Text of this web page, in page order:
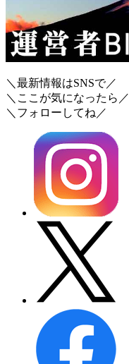
＼最新情報はSNSで／
＼ここが気になったら／
＼フォローしてね／